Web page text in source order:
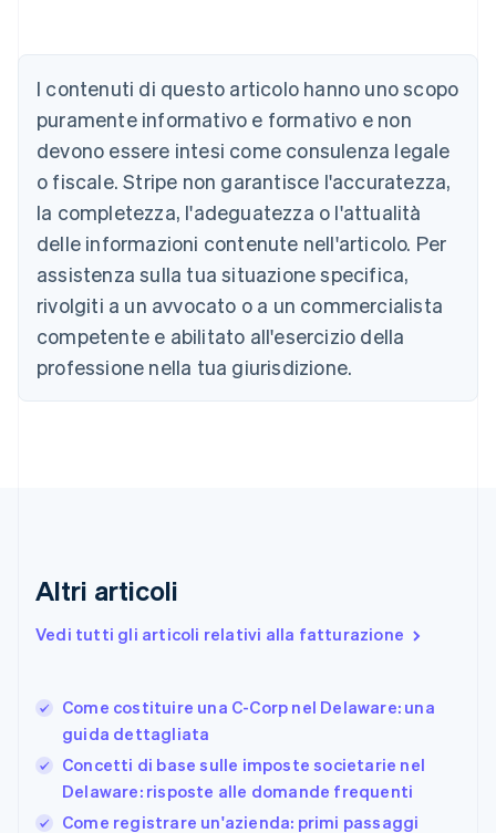
I contenuti di questo articolo hanno uno scopo
puramente informativo e formativo e non
devono essere intesi come consulenza legale
o fiscale. Stripe non garantisce l'accuratezza,
la completezza, l'adeguatezza o l'attualità
delle informazioni contenute nell'articolo. Per
assistenza sulla tua situazione specifica,
rivolgiti a un avvocato o a un commercialista
competente e abilitato all'esercizio della
professione nella tua giurisdizione.
Altri articoli
Vedi tutti gli articoli relativi alla fatturazione
Come costituire una C-Corp nel Delaware: una
guida dettagliata
Concetti di base sulle imposte societarie nel
Delaware: risposte alle domande frequenti
Come registrare un'azienda: primi passaggi
English
Austria
Deutsch English
Belgio
NederlandsFrançaisDeutschEnglish
PortuguêsEnglish
Bulgaria
English
Canada
English Français
Cina continentale
Cipro
English
EnglishSvenska
FrançaisEnglish
Giappone
日本語English
English
Grecia
English